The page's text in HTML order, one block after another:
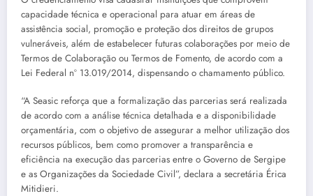
capacidade técnica e operacional para atuar em áreas de
assistência social, promoção e proteção dos direitos de grupos
vulneráveis, além de estabelecer futuras colaborações por meio de
Termos de Colaboração ou Termos de Fomento, de acordo com a
Lei Federal nº 13.019/2014, dispensando o chamamento público.
“A Seasic reforça que a formalização das parcerias será realizada
de acordo com a análise técnica detalhada e a disponibilidade
orçamentária, com o objetivo de assegurar a melhor utilização dos
recursos públicos, bem como promover a transparência e
eficiência na execução das parcerias entre o Governo de Sergipe
e as Organizações da Sociedade Civil”, declara a secretária Érica
Mitidieri.